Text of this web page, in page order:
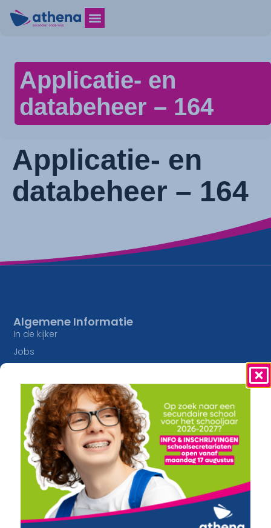
Applicatie- en
databeheer – 164
Applicatie- en
databeheer – 164
Onze Campussen
athena Pottelberg
athena Drie Hofsteden
athena Heule
Lesaanbod
Algemene vorming
Creatief
Constructie en Techniek
Algemene Informatie
In de kijker
Jobs
Inschrijvingen